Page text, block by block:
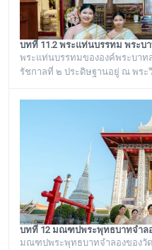
พระแท่นบรรทมขององค์พระบาท
รัชกาลที่ ๒ ประดิษฐานอยู่ ณ พระ
ดั้งเดิมที่มีอยู่คู่กับวัดอรุณราชวรา
สมเด็จพระพุทธเลิศหล้านภาลัย
ที่ สมเด็จพระเจ้าลูกยาเธอ ได้เส
มณฑปพระพุทธบาทจำลองของวั